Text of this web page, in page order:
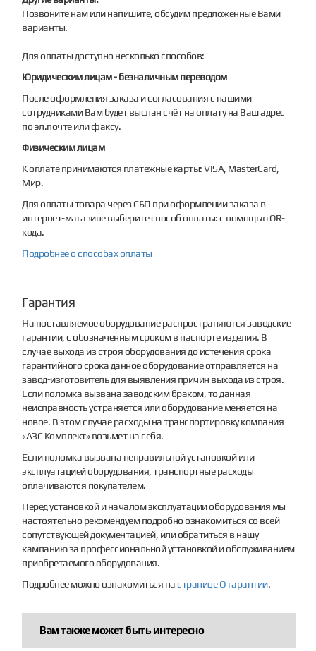
Позвоните нам или напишите, обсудим предложенные Вами
варианты.
Для оплаты доступно несколько способов:
Юридическим лицам - безналичным переводом
После оформления заказа и согласования с нашими
сотрудниками Вам будет выслан счёт на оплату на Ваш адрес
по эл.почте или факсу.
Физическим лицам
К оплате принимаются платежные карты: VISA, MasterCard,
Мир.
Для оплаты товара через СБП при оформлении заказа в
интернет-магазине выберите способ оплаты: с помощью QR-
кода.
Подробнее о способах оплаты
Гарантия
На поставляемое оборудование распространяются заводские
гарантии, с обозначенным сроком в паспорте изделия. В
случае выхода из строя оборудования до истечения срока
гарантийного срока данное оборудование отправляется на
завод-изготовитель для выявления причин выхода из строя.
Если поломка вызвана заводским браком, то данная
неисправность устраняется или оборудование меняется на
новое. В этом случае расходы на транспортировку компания
«АЗС Комплект» возьмет на себя.
Если поломка вызвана неправильной установкой или
эксплуатацией оборудования, транспортные расходы
оплачиваются покупателем.
Перед установкой и началом эксплуатации оборудования мы
настоятельно рекомендуем подробно ознакомиться со всей
сопутствующей документацией, или обратиться в нашу
кампанию за профессиональной установкой и обслуживанием
приобретаемого оборудования.
Подробнее можно ознакомиться настранице О гарантии.
Вам также может быть интересно